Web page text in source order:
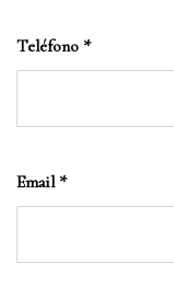
Teléfono *
Email*